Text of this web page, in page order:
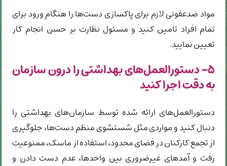
مواد ضدعفونی لازم برای پاکسازی دست‌ها را هنگام ورود برای
تمام افراد تامین کنید و مسئول نظارت بر حسن انجام کار
تعیین نمایید.
۵- دستورالعمل‌های بهداشتی را درون سازمان
به دقت اجرا کنید
دستورالعمل‌های ارائه شده توسط سازمان‌های بهداشتی را
دنبال کنید و مواردی مثل شستشوی منظم دست‌ها، جلوگیری
از تجمع کارکنان در فضای محدود، استفاده از ماسک، ممنوعیت
رفت و آمدهای غیرضروری بین واحدها، عدم دست دادن و